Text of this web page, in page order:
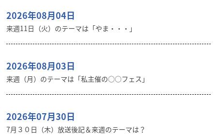
2026年08月04日
来週11日（火）のテーマは「やま・・・」
2026年08月03日
来週（月）のテーマは「私主催の○○フェス」
2026年07月30日
7月３０日（木）放送後記＆来週のテーマは？